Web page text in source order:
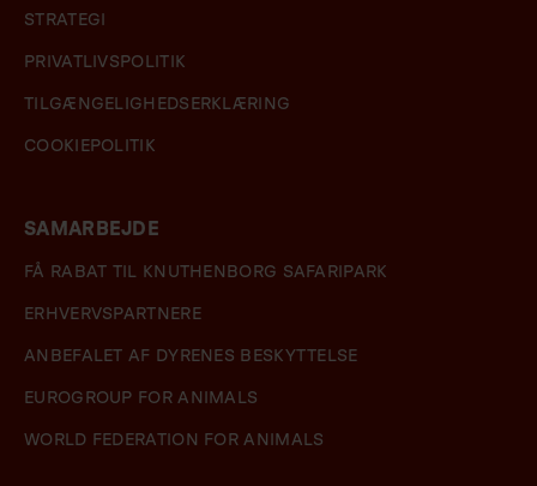
STRATEGI
PRIVATLIVSPOLITIK
TILGÆNGELIGHEDSERKLÆRING
COOKIEPOLITIK
SAMARBEJDE
FÅ RABAT TIL KNUTHENBORG SAFARIPARK
ERHVERVSPARTNERE
ANBEFALET AF DYRENES BESKYTTELSE
EUROGROUP FOR ANIMALS
WORLD FEDERATION FOR ANIMALS